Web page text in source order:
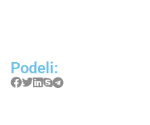
Podeli: